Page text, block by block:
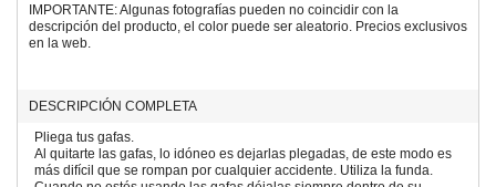
IMPORTANTE: Algunas fotografías pueden no coincidir con la
descripción del producto, el color puede ser aleatorio. Precios exclusivos
en la web.
DESCRIPCIÓN COMPLETA
Pliega tus gafas.
Al quitarte las gafas, lo idóneo es dejarlas plegadas, de este modo es
más difícil que se rompan por cualquier accidente. Utiliza la funda.